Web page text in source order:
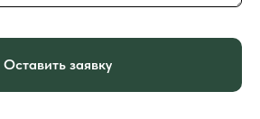
Оставить заявку